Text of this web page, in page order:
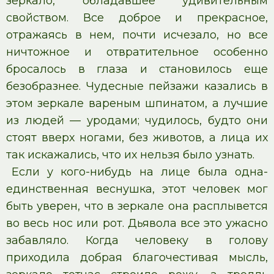
свойством. Все доброе и прекрасное,
отражаясь в нем, почти исчезало, но все
ничтожное и отвратительное особенно
бросалось в глаза и становилось еще
безобразнее. Чудесные пейзажи казались в
этом зеркале вареным шпинатом, а лучшие
из людей — уродами; чудилось, будто они
стоят вверх ногами, без животов, а лица их
так искажались, что их нельзя было узнать.
Если у кого-нибудь на лице была одна-
единственная веснушка, этот человек мог
быть уверен, что в зеркале она расплывется
во весь нос или рот. Дьявола все это ужасно
забавляло. Когда человеку в голову
приходила добрая благочестивая мысль,